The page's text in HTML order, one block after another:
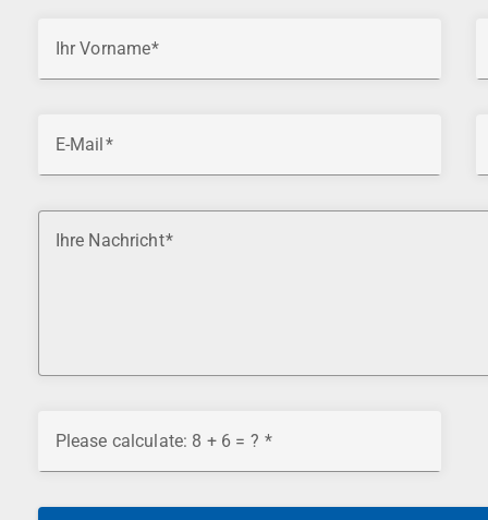
Ihr Vorname
E-Mail
Ihre Nachricht
Please calculate: 8 + 6 = ?